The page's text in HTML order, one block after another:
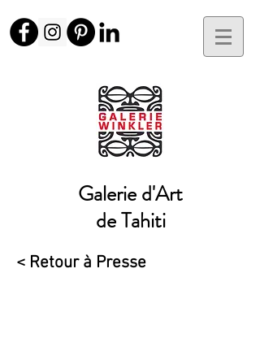
Galerie d'Art
de Tahiti
< Retour à Presse